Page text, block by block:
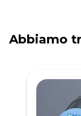
Abbiamo